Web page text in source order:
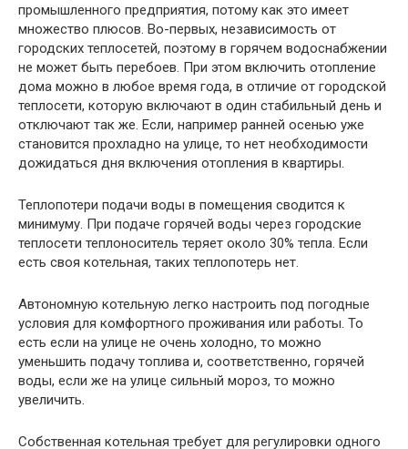
промышленного предприятия, потому как это имеет
множество плюсов. Во-первых, независимость от
городских теплосетей, поэтому в горячем водоснабжении
не может быть перебоев. При этом включить отопление
дома можно в любое время года, в отличие от городской
теплосети, которую включают в один стабильный день и
отключают так же. Если, например ранней осенью уже
становится прохладно на улице, то нет необходимости
дожидаться дня включения отопления в квартиры.
Теплопотери подачи воды в помещения сводится к
минимуму. При подаче горячей воды через городские
теплосети теплоноситель теряет около 30% тепла. Если
есть своя котельная, таких теплопотерь нет.
Автономную котельную легко настроить под погодные
условия для комфортного проживания или работы. То
есть если на улице не очень холодно, то можно
уменьшить подачу топлива и, соответственно, горячей
воды, если же на улице сильный мороз, то можно
увеличить.
Собственная котельная требует для регулировки одного